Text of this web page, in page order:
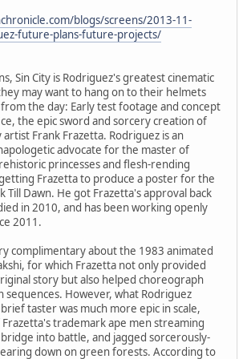
blogs/screens/2013-11-
future-plans-future-projects/
Sin City is Rodriguez's greatest cinematic
may want to hang on to their helmets
the day: Early test footage and concept
the epic sword and sorcery creation of
Frank Frazetta. Rodriguez is an
advocate for the master of
princesses and flesh-rending
Frazetta to produce a poster for the
Till Dawn. He got Frazetta's approval back
in 2010, and has been working openly
2011.
complimentary about the 1983 animated
for which Frazetta not only provided
story but also helped choreograph
sequences. However, what Rodriguez
taster was much more epic in scale,
trademark ape men streaming
bridge into battle, and jagged sorcerously-
down on green forests. According to